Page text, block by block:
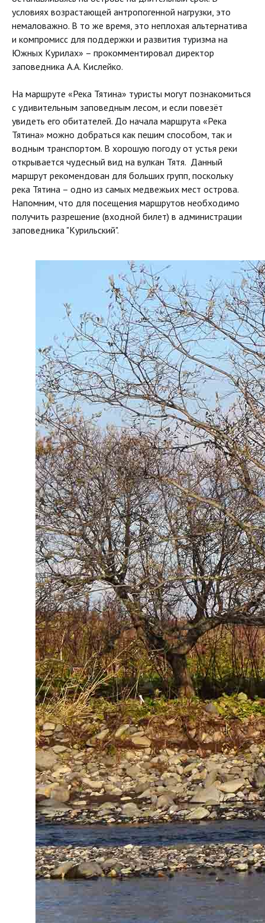
условиях возрастающей антропогенной нагрузки, это
немаловажно. В то же время, это неплохая альтернатива
и компромисс для поддержки и развития туризма на
Южных Курилах» – прокомментировал директор
заповедника А.А. Кислейко.
На маршруте «Река Тятина» туристы могут познакомиться
с удивительным заповедным лесом, и если повезёт
увидеть его обитателей. До начала маршрута «Река
Тятина» можно добраться как пешим способом, так и
водным транспортом. В хорошую погоду от устья реки
открывается чудесный вид на вулкан Тятя. Данный
маршрут рекомендован для больших групп, поскольку
река Тятина – одно из самых медвежьих мест острова.
Напомним, что для посещения маршрутов необходимо
получить разрешение (входной билет) в администрации
заповедника "Курильский".